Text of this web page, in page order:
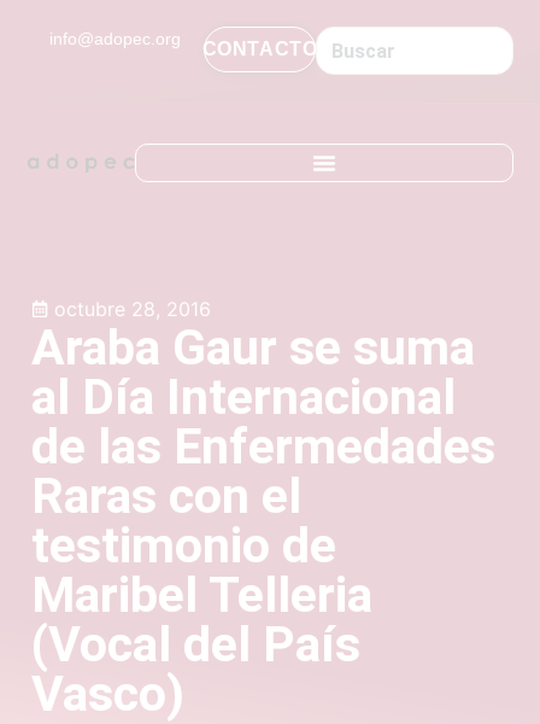
info@adopec.org CONTACTO
Araba Gaur se suma
al Día Internacional
de las Enfermedades
Raras con el
testimonio de
Maribel Telleria
(Vocal del País
Vasco)
octubre 28, 2016